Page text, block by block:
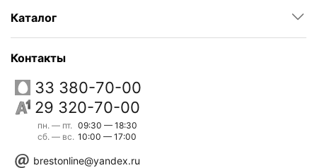
Каталог
Контакты
33 380-70-00
29 320-70-00
пн. — пт.
сб. — вс.
09:30 — 18:30
10:00 — 17:00
brestonline@yandex.ru